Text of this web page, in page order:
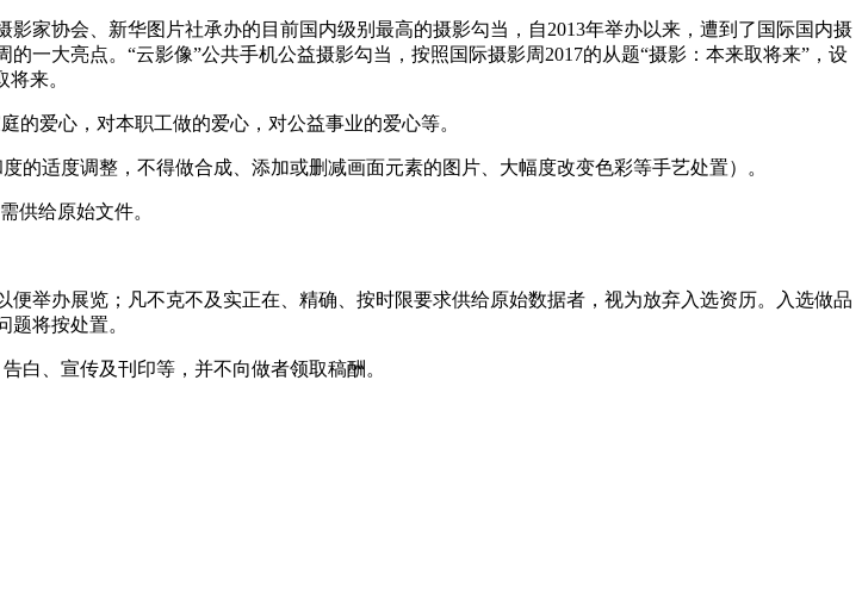
协会、新华图片社承办的目前国内级别最高的摄影勾当，自2013年举办以来，遭到了国际国内摄
一大亮点。“云影像”公共手机公益摄影勾当，按照国际摄影周2017的从题“摄影：本来取将来”，设
来。
爱心，对本职工做的爱心，对公益事业的爱心等。
适度调整，不得做合成、添加或删减画面元素的图片、大幅度改变色彩等手艺处置）。
供给原始文件。
办展览；凡不克不及实正在、精确、按时限要求供给原始数据者，视为放弃入选资历。入选做品
将按处置。
、宣传及刊印等，并不向做者领取稿酬。